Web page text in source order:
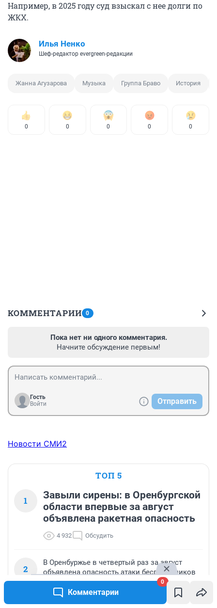
Комментарии
0
Например, в 2025 году суд взыскал с нее долги по
ЖКХ.
Илья Ненко
Шеф-редактор evergreen-редакции
Жанна Агузарова Музыка Группа Браво История
0 0 0 0 0
КОММЕНТАРИИ 0
Пока нет ни одного комментария.
Начните обсуждение первым!
Гость
Войти
Отправить
Новости СМИ2
ТОП 5
1
Завыли сирены: в Оренбургской
области впервые за август
объявлена ракетная опасность
4 932 Обсудить
2
В Оренбуржье в четвертый раз за август
объявлена опасность атаки беспилотников
2 745